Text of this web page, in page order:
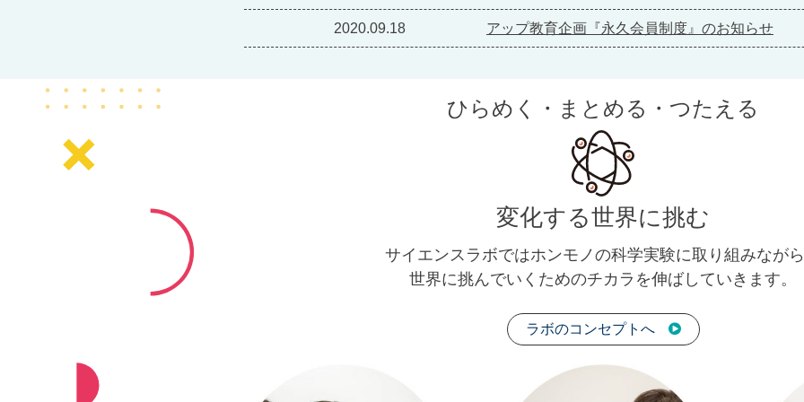
2020.09.18 アップ教育企画『永久会員制度』のお知らせ
ひらめく・まとめる・つたえる
変化する世界に挑む
サイエンスラボではホンモノの科学実験に取り組みなが
世界に挑んでいくためのチカラを伸ばしていきます。
ラボのコンセプトへ